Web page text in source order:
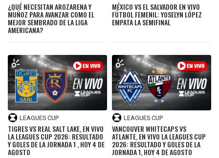
¿QUÉ NECESITAN AROZARENA Y
MUÑOZ PARA AVANZAR COMO EL
MEJOR SEMBRADO DE LA LIGA
AMERICANA?
MÉXICO VS EL SALVADOR EN VIVO
FÚTBOL FEMENIL: YOSELYN LÓPEZ
EMPATA LA SEMIFINAL
LEAGUES CUP
TIGRES VS REAL SALT LAKE, EN VIVO
LA LEAGUES CUP 2026: RESULTADO
Y GOLES DE LA JORNADA 1 , HOY 4 DE
AGOSTO
LEAGUES CUP
VANCOUVER WHITECAPS VS
ATLANTE, EN VIVO LA LEAGUES CUP
2026: RESULTADO Y GOLES DE LA
JORNADA 1, HOY 4 DE AGOSTO